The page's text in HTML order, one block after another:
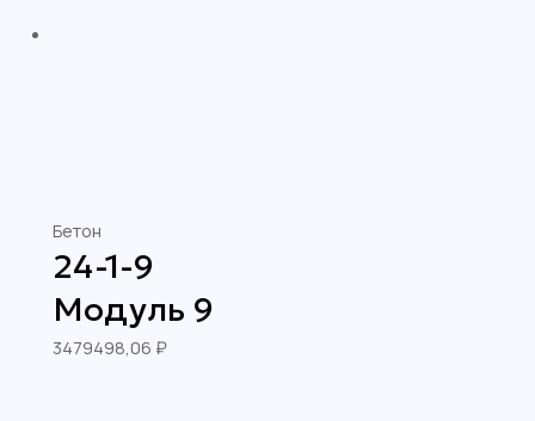
Бетон
24-1-9
Модуль 9
3479498,06 ₽